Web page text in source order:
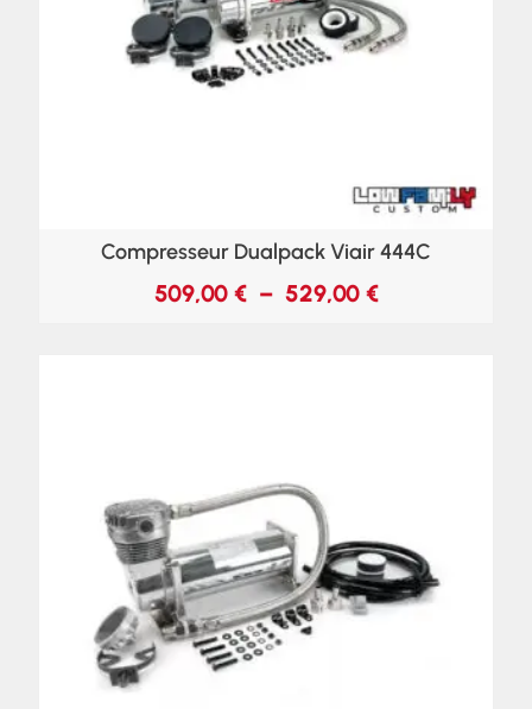
Compresseur Dualpack Viair 444C
509,00 € – 529,00 €